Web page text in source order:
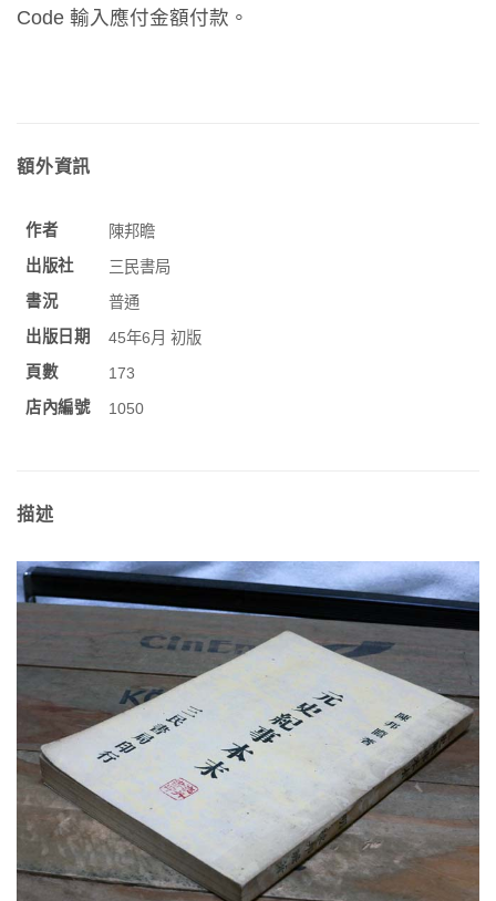
Code 輸入應付金額付款。
額外資訊
作者
陳邦瞻
出版社
三民書局
書況
普通
出版日期
45年6月 初版
頁數
173
店內編號
1050
描述